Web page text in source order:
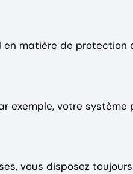
matière de protection
exemple, votre système
vous disposez